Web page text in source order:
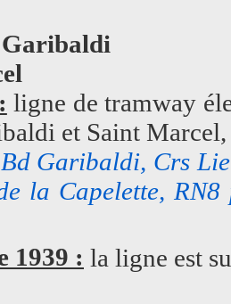
ligne de tramway
et Saint
Garibaldi, Crs
la Capelette,
1939 : la ligne est